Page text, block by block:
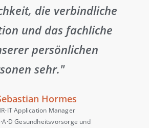
die verbindliche
und das fachliche
persönlichen
sehr."
Hormes
IT Application Manager
Gesundheitsvorsorge und